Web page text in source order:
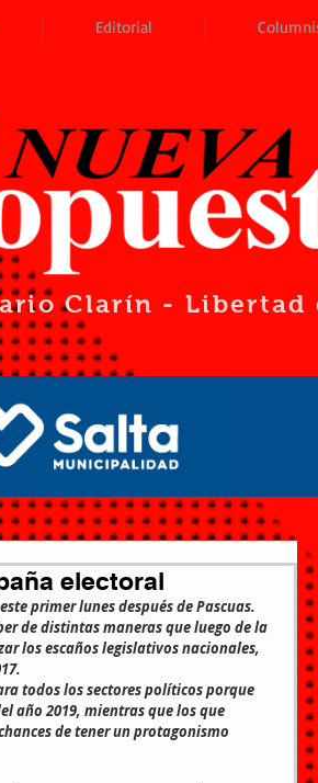
Editorial
Clarín - Libertad
electoral
primer lunes después de Pascuas.
de distintas maneras que luego de la
los escaños legislativos nacionales,
todos los sectores políticos porque
año 2019, mientras que los que
de tener un protagonismo